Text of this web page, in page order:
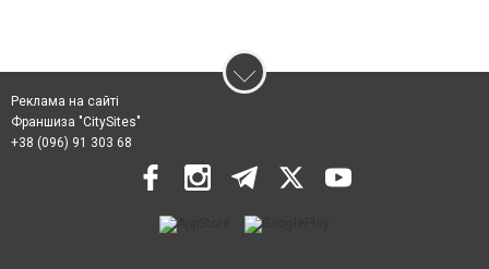
Реклама на сайті
Франшиза "CitySites"
+38 (096) 91 303 68